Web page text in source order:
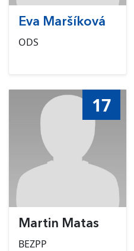
Eva Maršíková
ODS
17
Martin Matas
BEZPP